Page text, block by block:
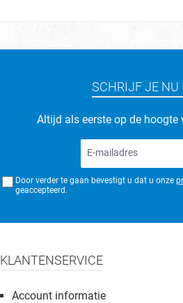
SCHRIJF JE NU
Altijd als eerste op de hoogte
Door verder te gaan bevestigt u dat u onze
geaccepteerd.
KLANTENSERVICE
Account informatie